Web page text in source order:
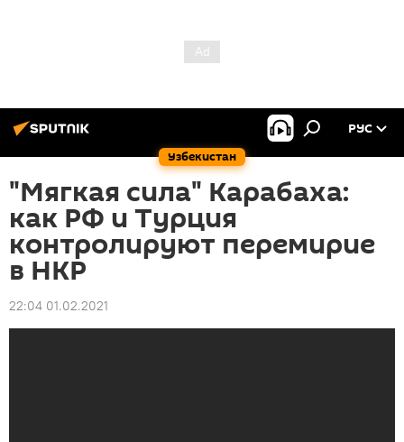
Узбекистан
РУС
"Мягкая сила" Карабаха:
как РФ и Турция
контролируют перемирие
в НКР
22:04 01.02.2021